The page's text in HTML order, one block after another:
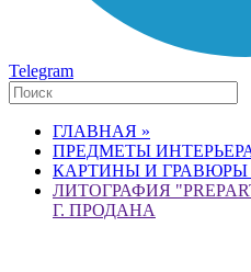
Telegram
ГЛАВНАЯ »
ПРЕДМЕТЫ
КАРТИНЫ И ГРАВЮРЫ
ЛИТОГРАФИЯ
Г. ПРОДАНА